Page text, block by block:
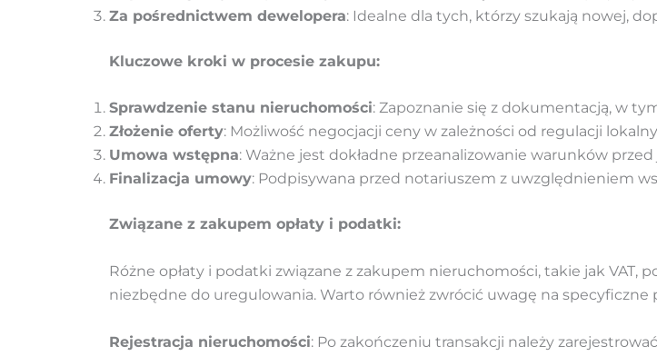
Za pośrednictwem dewelopera: Idealne dla tych, którzy szukają nowej,
Kluczowe kroki w procesie zakupu:
Sprawdzenie stanu nieruchomości: Zapoznanie się z dokumentacją, w
Złożenie oferty: Możliwość negocjacji ceny w zależności od regulacji
Umowa wstępna: Ważne jest dokładne przeanalizowanie warunków
Finalizacja umowy: Podpisywana przed notariuszem z uwzględnieniem
Związane z zakupem opłaty i podatki:
Różne opłaty i podatki związane z zakupem nieruchomości, takie jak VAT,
niezbędne do uregulowania. Warto również zwrócić uwagę na
Rejestracja nieruchomości: Po zakończeniu transakcji należy